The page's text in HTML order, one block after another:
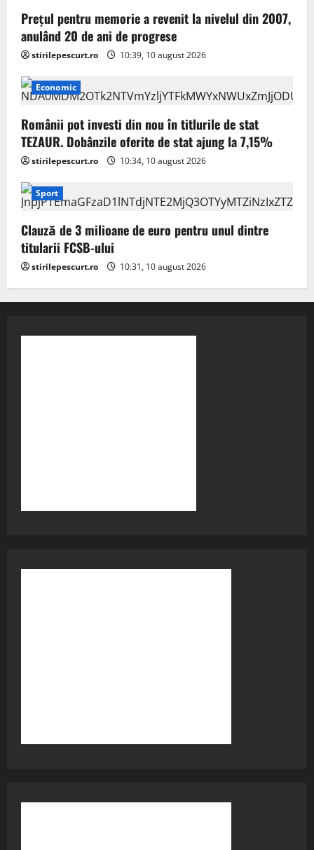
Prețul pentru memorie a revenit la nivelul din 2007,
anulând 20 de ani de progrese
stirilepescurt.ro 10:39, 10 august 2026
Economic
Românii pot investi din nou în titlurile de stat
TEZAUR. Dobânzile oferite de stat ajung la 7,15%
stirilepescurt.ro 10:34, 10 august 2026
Sport
Clauză de 3 milioane de euro pentru unul dintre
titularii FCSB-ului
stirilepescurt.ro 10:31, 10 august 2026